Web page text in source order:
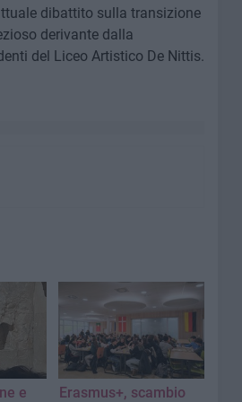
dibattito sulla transizione
derivante dalla
del Liceo Artistico De Nittis.
e
Erasmus+, scambio